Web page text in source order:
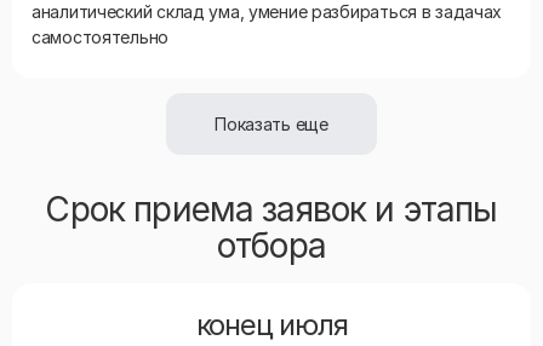
аналитический склад ума, умение разбираться в задачах
самостоятельно
Показать еще
Срок приема заявок и этапы
отбора
конец июля